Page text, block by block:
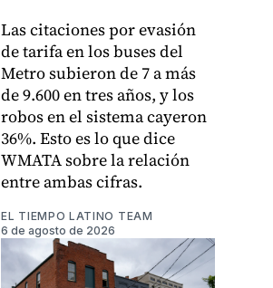
Las citaciones por evasión
de tarifa en los buses del
Metro subieron de 7 a más
de 9.600 en tres años, y los
robos en el sistema cayeron
36%. Esto es lo que dice
WMATA sobre la relación
entre ambas cifras.
EL TIEMPO LATINO TEAM
6 de agosto de 2026